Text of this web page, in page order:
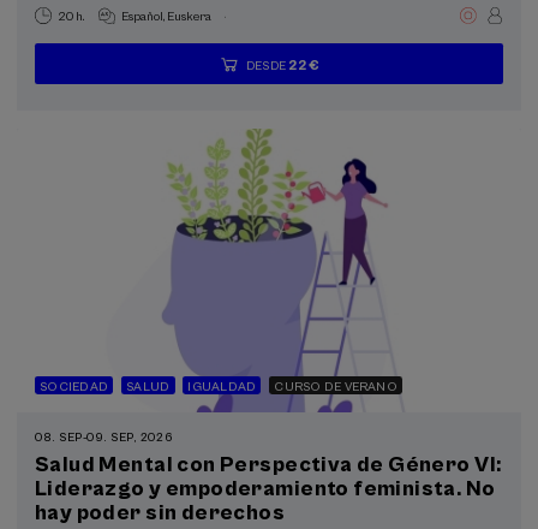
20 h. Español Euskera .
...
DESDE 22 €
Últimas
plazas
Gratuito
Fecha
pasada
Lista
de
Plazo
de
SOCIEDAD SALUD IGUALDAD CURSO DE VERANO
08. SEP-09. SEP, 2026
Salud Mental con Perspectiva de Género VI:
Liderazgo y empoderamiento feminista. No
hay poder sin derechos